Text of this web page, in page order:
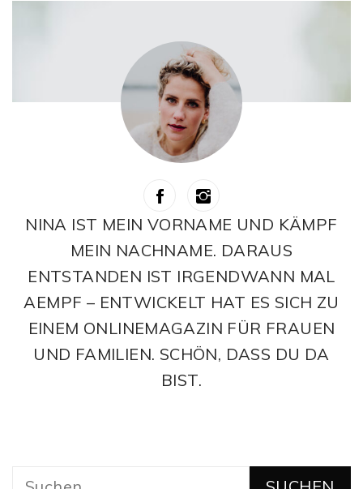
NINA IST MEIN VORNAME UND KÄMPF
MEIN NACHNAME. DARAUS
ENTSTANDEN IST IRGENDWANN MAL
AEMPF – ENTWICKELT HAT ES SICH ZU
EINEM ONLINEMAGAZIN FÜR FRAUEN
UND FAMILIEN. SCHÖN, DASS DU DA
BIST.
Suchen